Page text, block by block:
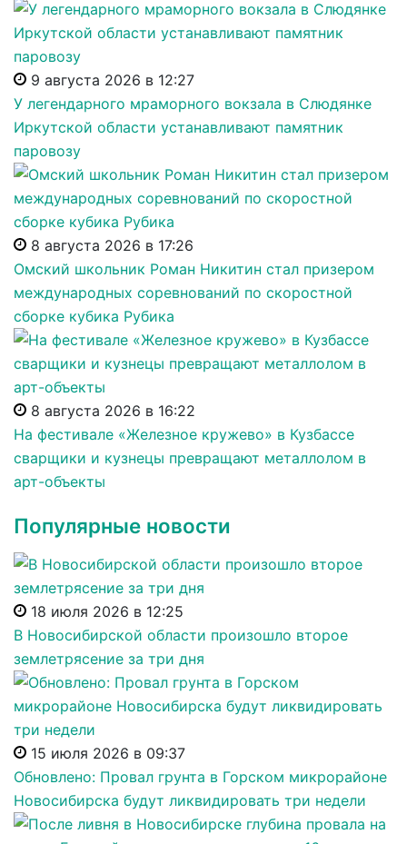
9 августа 2026 в 12:27
У легендарного мраморного вокзала в Слюдянке
Иркутской области устанавливают памятник
паровозу
8 августа 2026 в 17:26
Омский школьник Роман Никитин стал призером
международных соревнований по скоростной
сборке кубика Рубика
8 августа 2026 в 16:22
На фестивале «Железное кружево» в Кузбассе
сварщики и кузнецы превращают металлолом в
арт-объекты
Популярные новости
18 июля 2026 в 12:25
В Новосибирской области произошло второе
землетрясение за три дня
15 июля 2026 в 09:37
Обновлено: Провал грунта в Горском микрорайоне
Новосибирска будут ликвидировать три недели